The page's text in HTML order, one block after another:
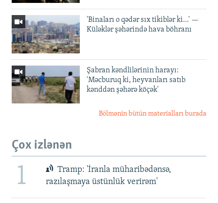
'Binaları o qədər sıx tikiblər ki...' —
Küləklər şəhərində hava böhranı
Şabran kəndlilərinin harayı:
'Məcburuq ki, heyvanları satıb
kənddən şəhərə köçək'
Bölmənin bütün materialları burada
Çox izlənən
1
Tramp: 'İranla müharibədənsə,
razılaşmaya üstünlük verirəm'